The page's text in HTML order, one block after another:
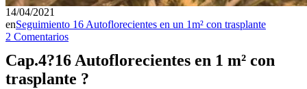
14/04/2021
enSeguimiento 16 Autoflorecientes en un 1m² con trasplante
2 Comentarios
Cap.4?16 Autoflorecientes en 1 m² con
trasplante ?